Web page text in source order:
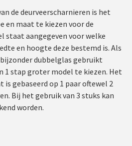
de deurveerscharnieren is het
en maat te kiezen voor de
staat aangegeven voor welke
en hoogte deze bestemd is. Als
dubbelglas gebruikt
1 stap groter model te kiezen. Het
is gebaseerd op 1 paar oftewel 2
Bij het gebruik van 3 stuks kan
worden.